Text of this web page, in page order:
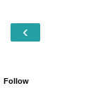
‹
Follow